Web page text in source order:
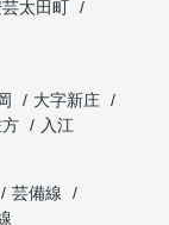
太田町
大字新庄
入江
芸備線